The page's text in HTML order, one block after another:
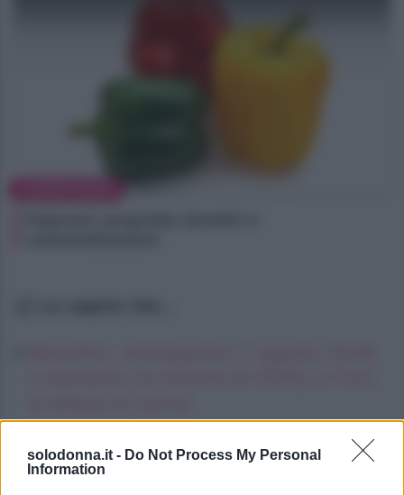
solodonna.it - Do Not Process My Personal
Information
Oroscopo degli incontri impossibili,
giovedì 6 agosto